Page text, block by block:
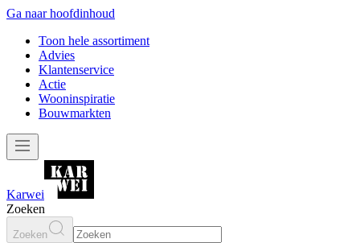
Ga naar hoofdinhoud
Toon hele assortiment
Advies
Klantenservice
Actie
Wooninspiratie
Bouwmarkten
Karwei
Zoeken
Zoeken